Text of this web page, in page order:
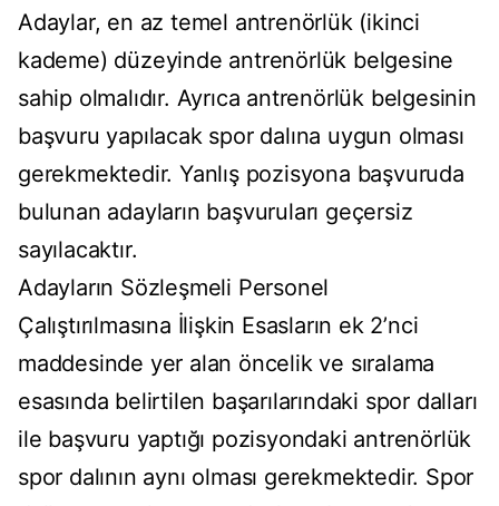
Adaylar, en az temel antrenörlük (ikinci
kademe) düzeyinde antrenörlük belgesine
sahip olmalıdır. Ayrıca antrenörlük belgesinin
başvuru yapılacak spor dalına uygun olması
gerekmektedir. Yanlış pozisyona başvuruda
bulunan adayların başvuruları geçersiz
sayılacaktır.
Adayların Sözleşmeli Personel
Çalıştırılmasına İlişkin Esasların ek 2’nci
maddesinde yer alan öncelik ve sıralama
esasında belirtilen başarılarındaki spor dalları
ile başvuru yaptığı pozisyondaki antrenörlük
spor dalının aynı olması gerekmektedir. Spor